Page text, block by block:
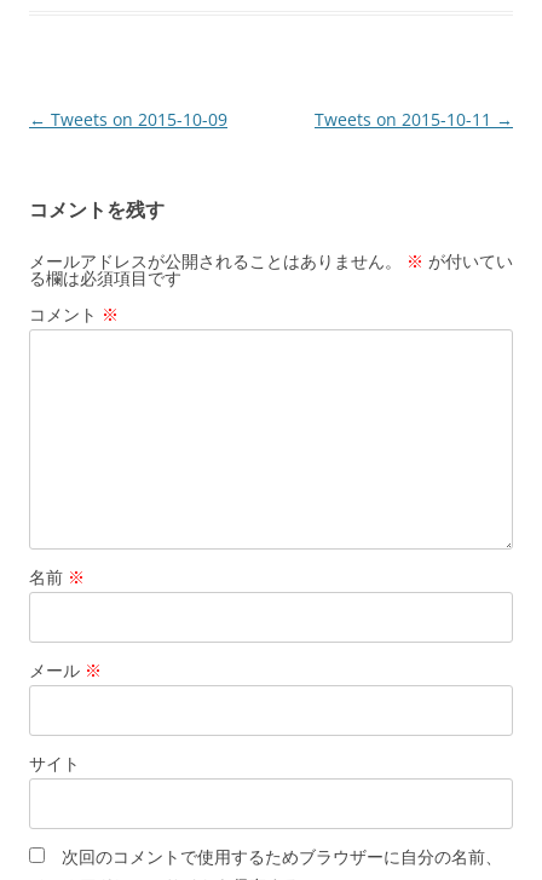
投
ビ
ゲ
ー
シ
← Tweets on 2015-10-09 Tweets on 2015-10-11 →
コメントを残す
メールアドレスが公開されることはありません。 ※ が付いてい
る欄は必須項目です
コメント ※
名前 ※
メール ※
サイト
次回のコメントで使用するためブラウザーに自分の名前、